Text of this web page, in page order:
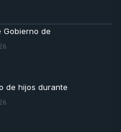
Gobierno de
de hijos durante